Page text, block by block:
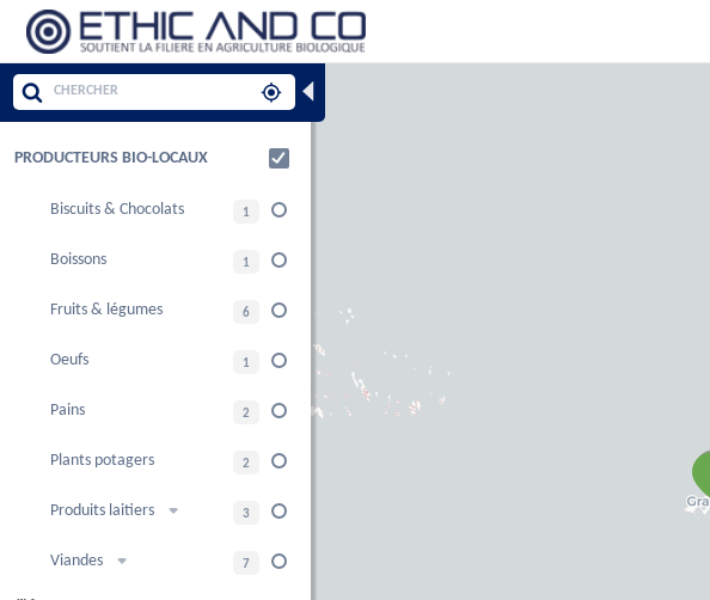
◀
PRODUCTEURS BIO-LOCAUX
Biscuits & Chocolats 1
Boissons 1
Fruits & légumes 6
Oeufs 1
Pains 2
Plants potagers 2
Produits laitiers 3
Viandes 7